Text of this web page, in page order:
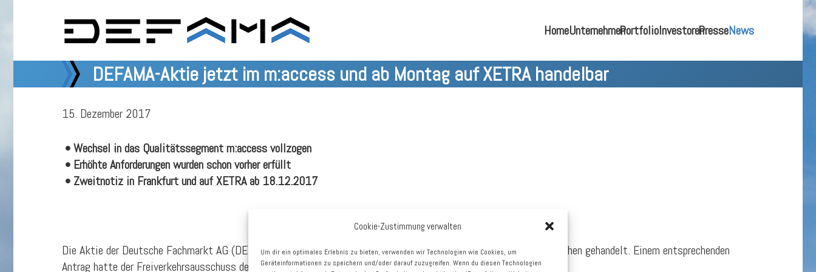
Cookie-Zustimmung verwalten
Um dir ein optimales Erlebnis zu bieten, verwenden wir Technologien wie Cookies, um
Geräteinformationen zu speichern und/oder darauf zuzugreifen. Wenn du diesen Technologien
HomeUnternehmenPortfolioInvestorenPresseNews
DEFAMA-Aktie jetzt im m:access und ab Montag auf XETRA handelbar
15. Dezember 2017
• Wechsel in das Qualitätssegment m:access vollzogen
• Erhöhte Anforderungen wurden schon vorher erfüllt
• Zweitnotiz in Frankfurt und auf XETRA ab 18.12.2017
Die Aktie der Deutsche Fachmarkt AG (DEFAMA) wird seit gestern im Qualitätssegment m:access der Börse München gehandelt. Einem entsprechenden
Antrag hatte der Freiverkehrsausschuss der Börse München auf seiner Sitzung am Dienstag zugestimmt.